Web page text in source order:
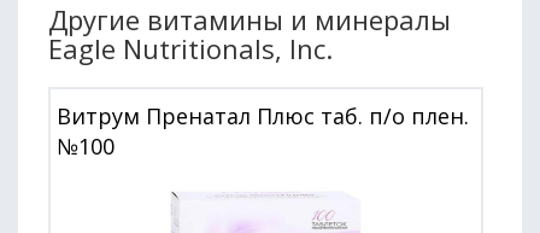
Другие витамины и минералы
Eagle Nutritionals, Inc.
Витрум Пренатал Плюс таб. п/о плен.
№100